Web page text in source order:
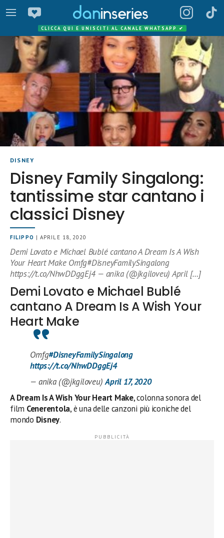
CLICCA QUI E UNISCITI AL CANALE WHATSAPP ✔
DISNEY
Disney Family Singalong:
tantissime star cantano i
classici Disney
FILIPPO | APRILE 18, 2020
Demi Lovato e Michael Bublé cantano A Dream Is A Wish
Your Heart Make Omfg#DisneyFamilySingalong
https://t.co/NhwDDggEj4 — anika (@jkgiloveu) April […]
Demi Lovato e Michael Bublé
cantano A Dream Is A Wish Your
Heart Make
Omfg#DisneyFamilySingalong
https://t.co/NhwDDggEj4
— anika (@jkgiloveu)April 17, 2020
A Dream Is A Wish Your Heart Make, colonna sonora del
film Cenerentola, è una delle canzoni più iconiche del
mondo Disney.